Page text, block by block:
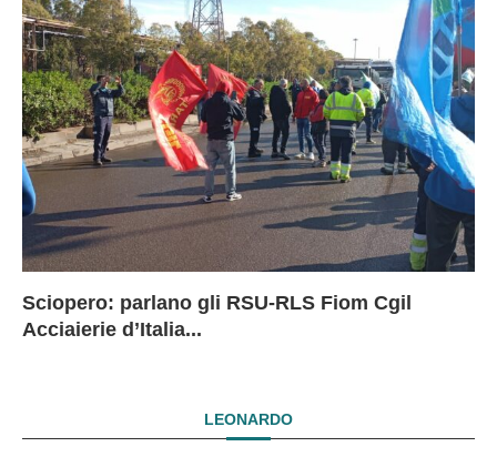
Sciopero: parlano gli RSU-RLS Fiom Cgil
Acciaierie d’Italia...
LEONARDO